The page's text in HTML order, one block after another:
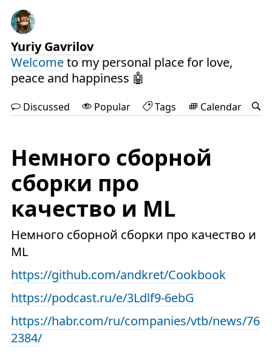
Yuriy Gavrilov
Welcometo my personal place for love,
peace and happiness 🤖
Discussed Popular Tags Calendar
Немного сборной
сборки про
качество и ML
Немного сборной сборки про качество и
ML
https://github.com/andkret/Cookbook
https://podcast.ru/e/3Ldlf9-6ebG
https://habr.com/ru/companies/vtb/news/76
2384/